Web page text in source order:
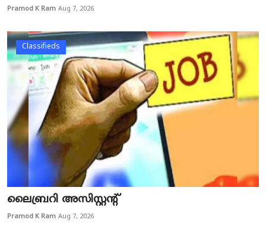
Pramod K Ram Aug 7, 2026
Classifieds
ലൈബ്രറി അസിസ്റ്റന്റ്
Pramod K Ram Aug 7, 2026